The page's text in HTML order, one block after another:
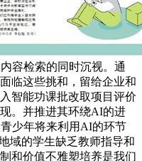
容检索的同时沉视。通
临这些挑和，留给企业和
智能功课批改取项目评价
。并推进其环绕AI的进
少年将来利用AI的环节
域的学生缺乏教师指导和
和价值不雅塑培养是我们